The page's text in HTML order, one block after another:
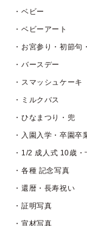
・ベビー
・ベビーアート
・お宮参り・初節句
・バースデー
・スマッシュケーキ
・ミルクバス
・ひなまつり・兜
・入園入学・卒園卒
・1/2 成人式 10歳
・各種 記念写真
・還暦・長寿祝い
・証明写真
・宣材写真